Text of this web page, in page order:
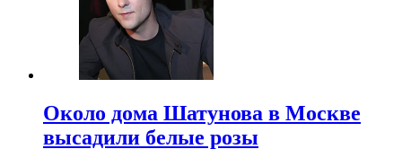
Около дома Шатунова в Москве
высадили белые розы